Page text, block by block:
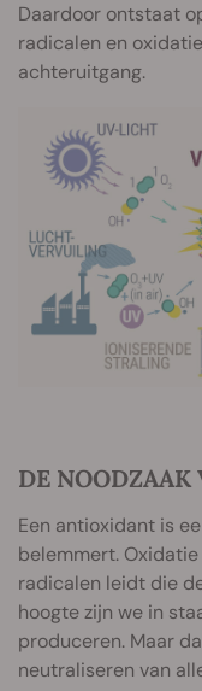
Daardoor ontstaat
radicalen en
achteruitgang.
DE
Een antioxidant is
belemmert.
radicalen leidt die
hoogte zijn we in
produceren. Maar
neutraliseren van